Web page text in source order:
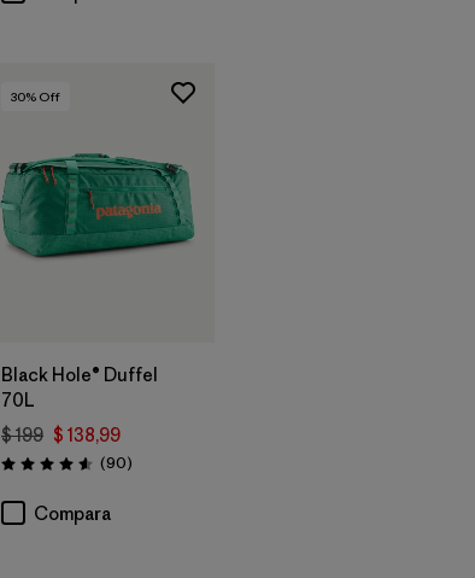
30% Off
Black Hole® Duffel
70L
$ 199 $ 138,99
Valoración: 4.6 / 5
(90Comentarios
)
Compara